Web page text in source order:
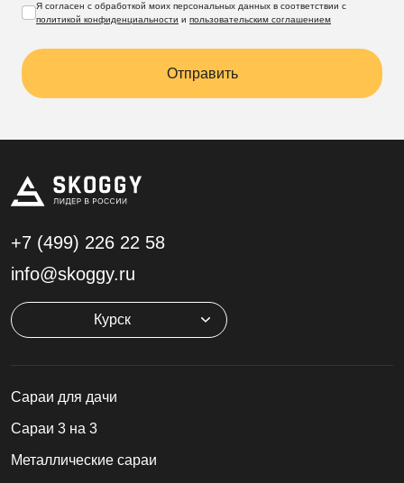
Я согласен с обработкой моих персональных данных в соответствии с
политикой конфиденциальности и пользовательским соглашением
Отправить
+7 (499) 226 22 58
info@skoggy.ru
Курск
Cараи для дачи
Сараи 3 на 3
Металлические сараи